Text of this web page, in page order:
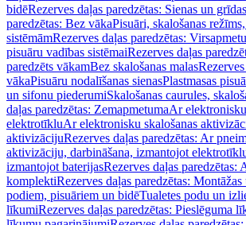
bidēRezerves daļas paredzētas: Sienas un
paredzētas: Bez vākaPisuāri, skalošanas
sistēmāmRezerves daļas paredzētas:
pisuāru vadības sistēmaiRezerves daļas
paredzēts vākamBez skalošanas malas
vākaPisuāru nodalīšanas sienasPlastmasas
un sifonu piederumiSkalošanas caurules,
daļas paredzētas: ZemapmetumaAr
elektrotīkluAr elektronisku skalošanas
aktivizācijuRezerves daļas paredzētas: Ar
aktivizāciju, darbināšana, izmantojot
izmantojot baterijasRezerves daļas
komplektiRezerves daļas paredzētas:
podiem, pisuāriem un bidēTualetes podu un
līkumiRezerves daļas paredzētas: Pieslēguma